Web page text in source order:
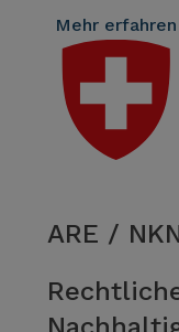
Mehr erfahren
ARE /